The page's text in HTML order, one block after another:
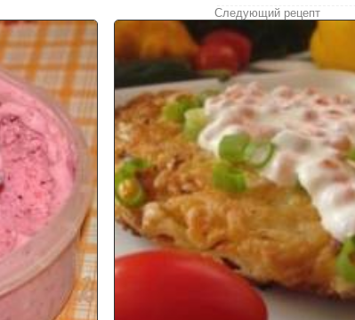
Следующий рецепт